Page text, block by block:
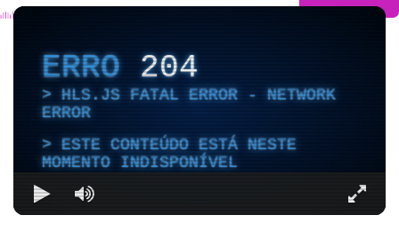
ERRO204
HLS.JS FATAL ERROR - NETWORK
ERROR
ESTE CONTEÚDO ESTÁ NESTE
MOMENTO INDISPONÍVEL